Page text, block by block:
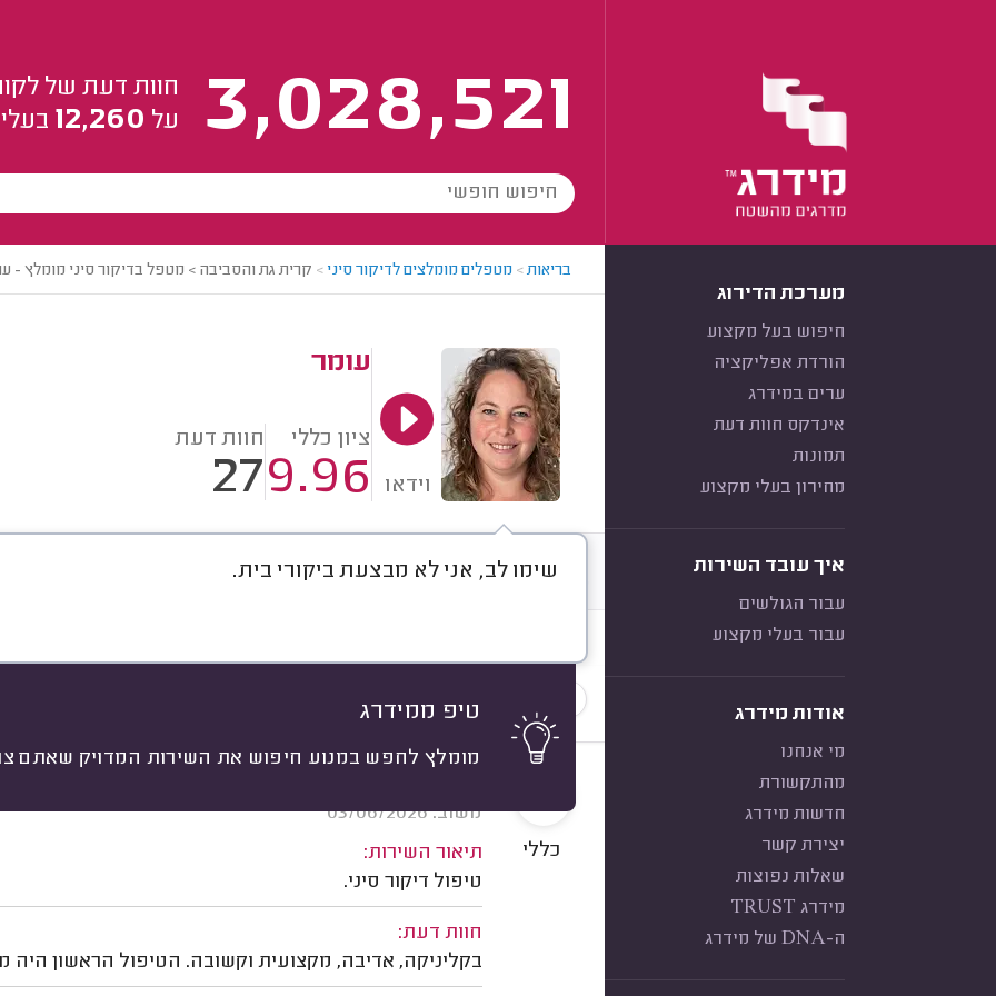
3,028,521
חוות דעת של
על 12,260
מערכת הדירוג
חיפוש בעל מקצוע
הורדת אפליקציה
ערים במידרג
אינדקס חוות דעת
תמונות
מחירון בעלי מקצוע
איך עובד השירות
עבור הגולשים
עבור בעלי מקצוע
אודות מידרג
מי אנחנו
מהתקשורת
חדשות מידרג
יצירת קשר
שאלות נפוצות
מידרג TRUST
ה-DNA של מידרג
בריאות> מטפלים מומלצים לדיקור סיני > קרית גת והסביבה > מטפל בדיקור סיני מומלץ -
וידאו
עומר
ציון כללי
9.96
חוות דעת
27
שימו לב, אני לא מבצעת ביקורי בית.
טיפ ממידרג
מומלץ לחפש במנוע חיפוש את השירות המדויק שאתם
דברו איתי חוות דעת מחירים
סוג טיפול
משוב: 03/06/2026
תיאור השירות:
טיפול דיקור סיני.
חוות דעת:
בקליניקה, אדיבה, מקצועית וקשובה. הטיפול הראשון היה
10
כללי